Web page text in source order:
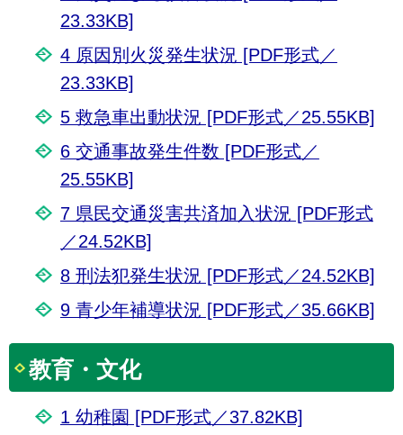
23.33KB]
4 原因別火災発生状況 [PDF形式／
23.33KB]
5 救急車出動状況 [PDF形式／25.55KB]
6 交通事故発生件数 [PDF形式／
25.55KB]
7 県民交通災害共済加入状況 [PDF形式
／24.52KB]
8 刑法犯発生状況 [PDF形式／24.52KB]
9 青少年補導状況 [PDF形式／35.66KB]
教育・文化
1 幼稚園 [PDF形式／37.82KB]